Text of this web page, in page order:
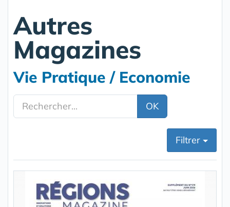
Autres
Magazines
Vie Pratique / Economie
OK
Filtrer